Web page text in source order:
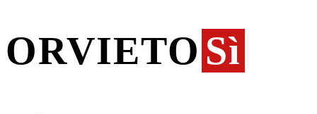
ORVIETO Sì